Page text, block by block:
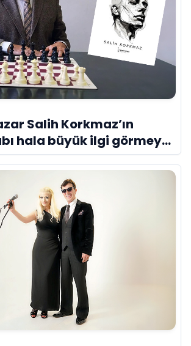
Salih Korkmaz’ın
hala büyük ilgi görmeye